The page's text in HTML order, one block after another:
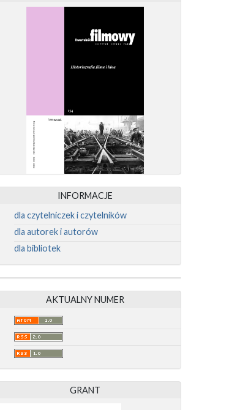
INFORMACJE
dla czytelniczek i czytelników
dla autorek i autorów
dla bibliotek
AKTUALNY NUMER
GRANT